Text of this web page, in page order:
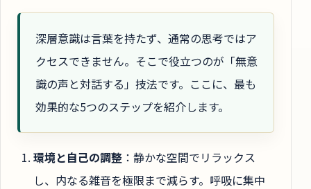
深層意識は言葉を持たず、通常の思考ではア
クセスできません。そこで役立つのが「無意
識の声と対話する」技法です。ここに、最も
効果的な5つのステップを紹介します。
環境と自己の調整 ：静かな空間でリラックス
し、内なる雑音を極限まで減らす。呼吸に集中